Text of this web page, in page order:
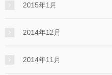
2015年1月
2014年12月
2014年11月